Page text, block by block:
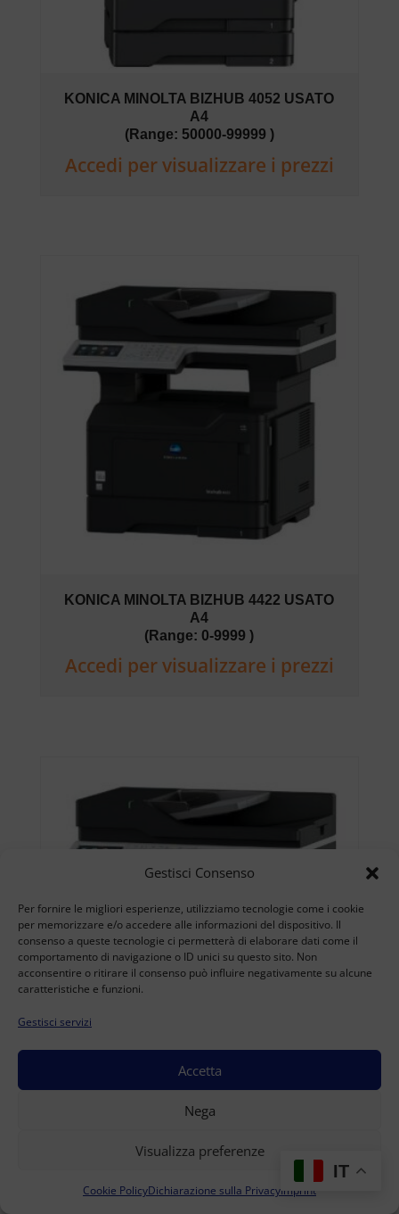
Gestisci Consenso
Per fornire le migliori esperienze, utilizziamo tecnologie come i cookie
per memorizzare e/o accedere alle informazioni del dispositivo. Il
consenso a queste tecnologie ci permetterà di elaborare dati come il
comportamento di navigazione o ID unici su questo sito. Non
acconsentire o ritirare il consenso può influire negativamente su alcune
caratteristiche e funzioni.
Gestisci servizi
Accetta
Nega
Visualizza preferenze
Cookie PolicyDichiarazione sulla PrivacyImprint
KONICA MINOLTA BIZHUB 4052 USATO
A4
(Range: 50000-99999 )
Accedi per visualizzare i prezzi
KONICA MINOLTA BIZHUB 4422 USATO
A4
(Range: 0-9999 )
Accedi per visualizzare i prezzi
A4
Accedi per visualizzare i prezzi IT